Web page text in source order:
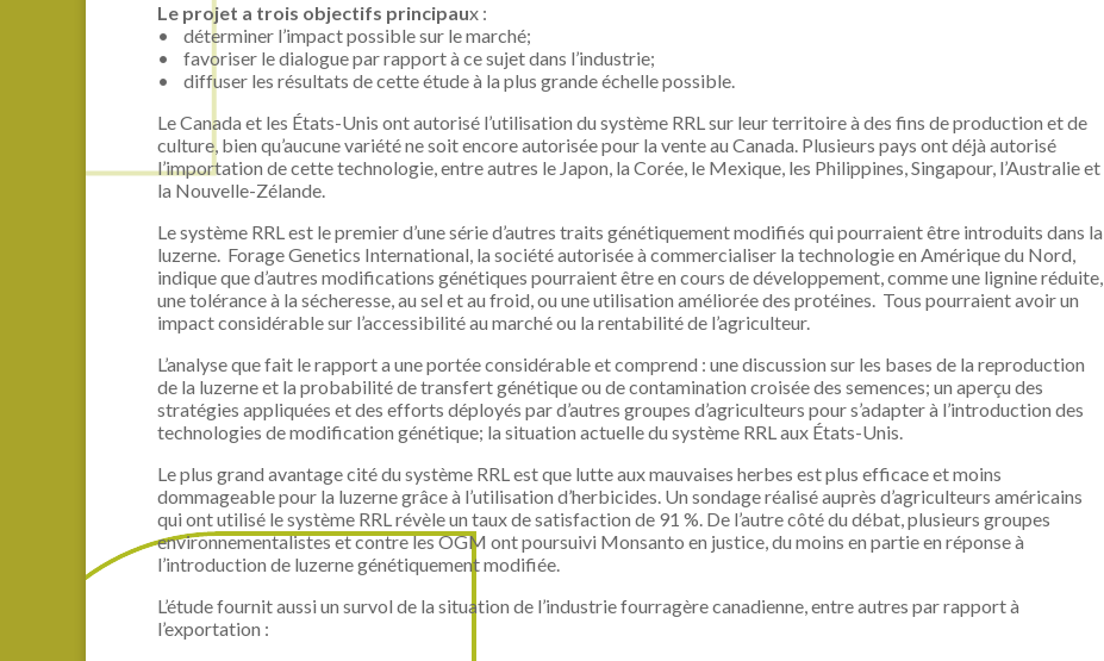
Le projet a trois objectifs principaux :
• déterminer l’impact possible sur le marché;
• favoriser le dialogue par rapport à ce sujet dans l’industrie;
• diffuser les résultats de cette étude à la plus grande échelle possible.
Le Canada et les États-Unis ont autorisé l’utilisation du système RRL sur leur territoire à des fins de production et de
culture, bien qu’aucune variété ne soit encore autorisée pour la vente au Canada. Plusieurs pays ont déjà autorisé
l’importation de cette technologie, entre autres le Japon, la Corée, le Mexique, les Philippines, Singapour, l’Australie et
la Nouvelle-Zélande.
Le système RRL est le premier d’une série d’autres traits génétiquement modifiés qui pourraient être introduits dans la
luzerne. Forage Genetics International, la société autorisée à commercialiser la technologie en Amérique du Nord,
indique que d’autres modifications génétiques pourraient être en cours de développement, comme une lignine réduite,
une tolérance à la sécheresse, au sel et au froid, ou une utilisation améliorée des protéines. Tous pourraient avoir un
impact considérable sur l’accessibilité au marché ou la rentabilité de l’agriculteur.
L’analyse que fait le rapport a une portée considérable et comprend : une discussion sur les bases de la reproduction
de la luzerne et la probabilité de transfert génétique ou de contamination croisée des semences; un aperçu des
stratégies appliquées et des efforts déployés par d’autres groupes d’agriculteurs pour s’adapter à l’introduction des
technologies de modification génétique; la situation actuelle du système RRL aux États-Unis.
Le plus grand avantage cité du système RRL est que lutte aux mauvaises herbes est plus efficace et moins
dommageable pour la luzerne grâce à l’utilisation d’herbicides. Un sondage réalisé auprès d’agriculteurs américains
qui ont utilisé le système RRL révèle un taux de satisfaction de 91 %. De l’autre côté du débat, plusieurs groupes
environnementalistes et contre les OGM ont poursuivi Monsanto en justice, du moins en partie en réponse à
l’introduction de luzerne génétiquement modifiée.
L’étude fournit aussi un survol de la situation de l’industrie fourragère canadienne, entre autres par rapport à
l’exportation :